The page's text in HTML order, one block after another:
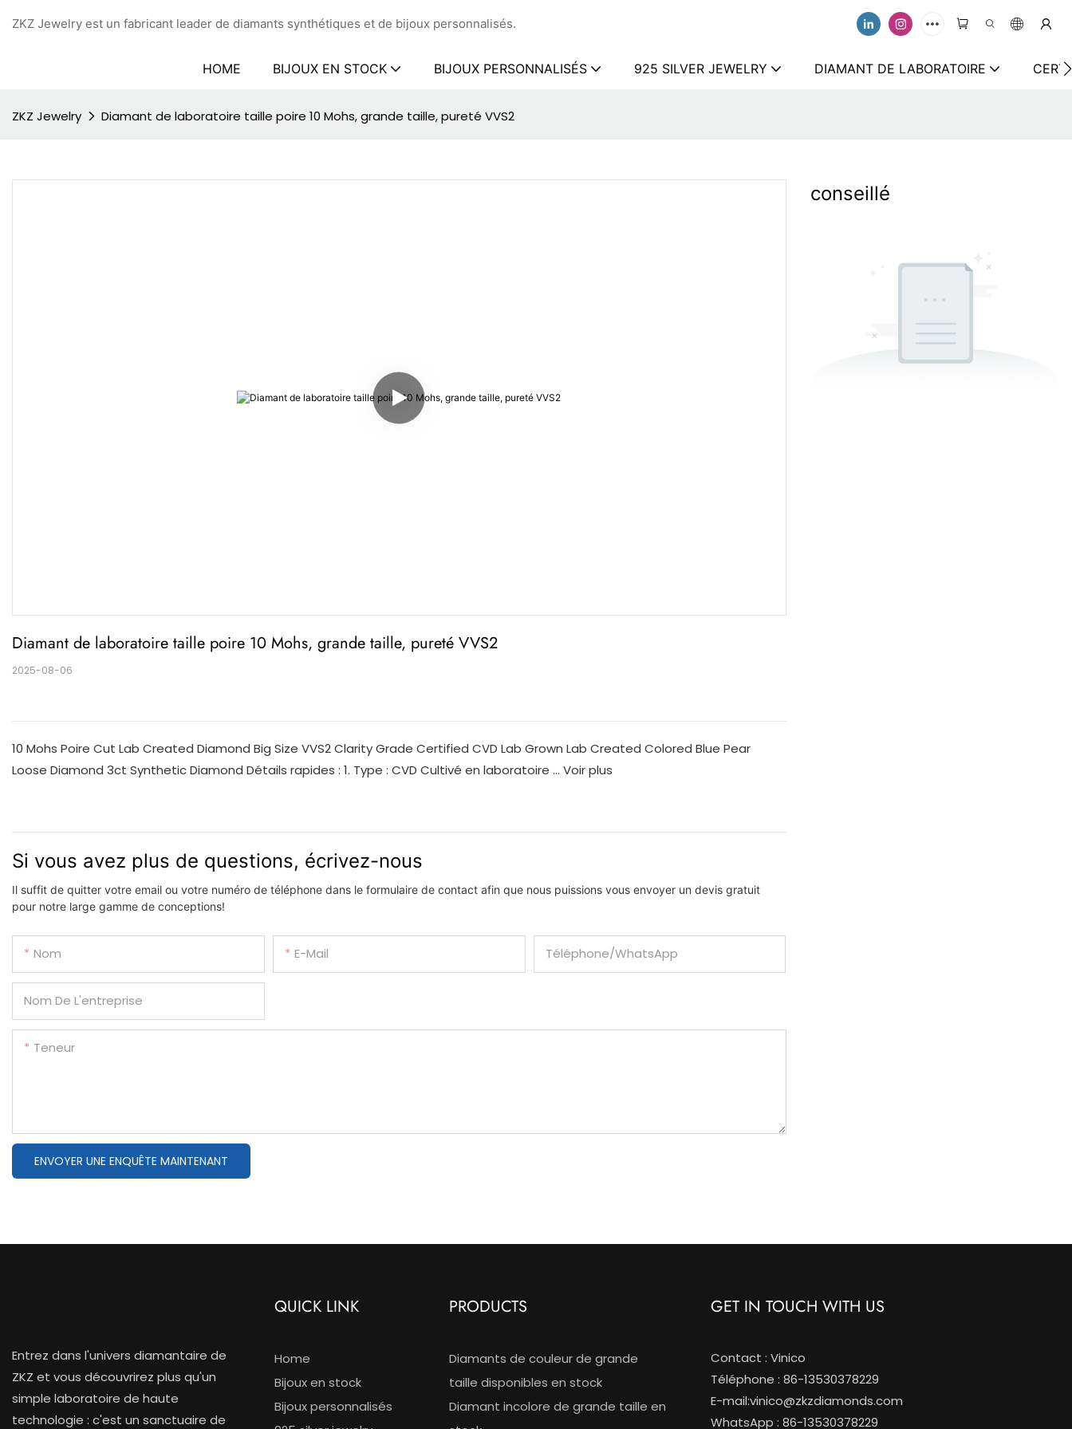
ZKZ Jewelry est un fabricant leader de diamants synthétiques et de bijoux personnalisés.
HOME BIJOUX EN STOCK BIJOUX PERSONNALISÉS 925 SILVER JEWELRY DIAMANT DE LABORATOIRE
ZKZ Jewelry Diamant de laboratoire taille poire 10 Mohs, grande taille, pureté VVS2
Diamant de laboratoire taille poire 10 Mohs, grande taille, pureté VVS2
2025-08-06
10 Mohs Poire Cut Lab Created Diamond Big Size VVS2 Clarity Grade Certified CVD Lab Grown Lab Created Colored Blue Pear
Loose Diamond 3ct Synthetic Diamond Détails rapides : 1. Type : CVD Cultivé en laboratoire ... Voir plus
Si vous avez plus de questions, écrivez-nous
Il suffit de quitter votre email ou votre numéro de téléphone dans le formulaire de contact afin que nous puissions vous envoyer un devis gratuit
pour notre large gamme de conceptions!
Nom E-Mail Téléphone/WhatsApp
Nom De L'entreprise
Teneur
ENVOYER UNE ENQUÊTE MAINTENANT
conseillé
Entrez dans l'univers diamantaire de
ZKZ et vous découvrirez plus qu'un
simple laboratoire de haute
technologie : c'est un sanctuaire de
QUICK LINK
Home
Bijoux en stock
Bijoux personnalisés
PRODUCTS
Diamants de couleur de grande
taille disponibles en stock
Diamant incolore de grande taille en
GET IN TOUCH WITH US
Contact : Vinico
Téléphone : 86-13530378229
E-mail:vinico@zkzdiamonds.com
WhatsApp : 86-13530378229